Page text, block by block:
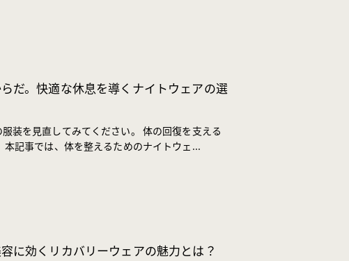
だ。快適な休息を導くナイトウェアの選
装を見直してみてください。 体の回復を支える
記事では、体を整えるためのナイトウェ...
に効くリカバリーウェアの魅力とは？